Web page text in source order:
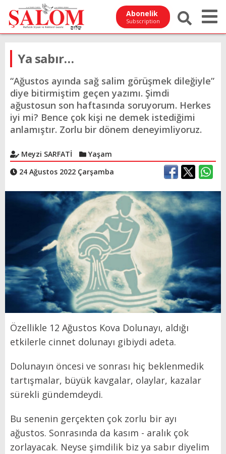
Abonelik
Subscription
Ya sabır…
“Ağustos ayında sağ salim görüşmek dileğiyle”
diye bitirmiştim geçen yazımı. Şimdi
ağustosun son haftasında soruyorum. Herkes
iyi mi? Bence çok kişi ne demek istediğimi
anlamıştır. Zorlu bir dönem deneyimliyoruz.
Meyzi SARFATİ
Yaşam
24 Ağustos 2022 Çarşamba
Özellikle 12 Ağustos Kova Dolunayı, aldığı
etkilerle cinnet dolunayı gibiydi adeta.
Dolunayın öncesi ve sonrası hiç beklenmedik
tartışmalar, büyük kavgalar, olaylar, kazalar
sürekli gündemdeydi.
Bu senenin gerçekten çok zorlu bir ayı
ağustos. Sonrasında da kasım - aralık çok
zorlayacak. Neyse şimdilik biz ya sabır diyelim